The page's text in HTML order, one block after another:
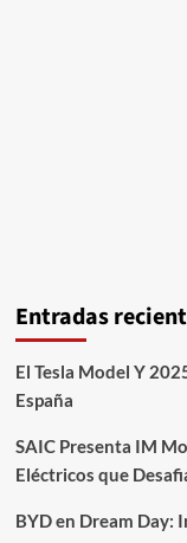
Entradas
El Tesla Model Y
España
SAIC Presenta IM
Eléctricos que
BYD en Dream Day: